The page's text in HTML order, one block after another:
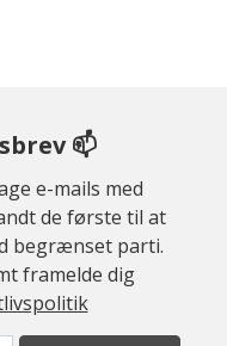
📫
e-mails med
de første til at
begrænset parti.
framelde dig